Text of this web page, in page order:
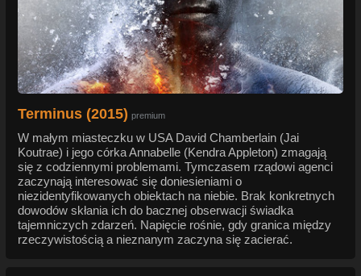
Terminus (2015) premium
W małym miasteczku w USA David Chamberlain (Jai
Koutrae) i jego córka Annabelle (Kendra Appleton) zmagają
się z codziennymi problemami. Tymczasem rządowi agenci
zaczynają interesować się doniesieniami o
niezidentyfikowanych obiektach na niebie. Brak konkretnych
dowodów skłania ich do bacznej obserwacji świadka
tajemniczych zdarzeń. Napięcie rośnie, gdy granica między
rzeczywistością a nieznanym zaczyna się zacierać.